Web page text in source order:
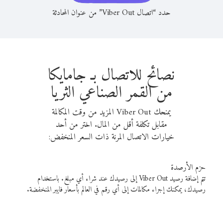
حدد “اتصال Viber Out” من عنوان المحادثة
نصائح للاتصال بـ جامايكا
من القمر الصناعي الثريا
يمنحك Viber Out المزيد من وقت المكالمة
مقابل تكلفة أقل من المال. اختر من أحد
خيارات الاتصال المرنة ذات السعر المنخفض:
حزم الأرصدة
تتم إضافة رصيد Viber Out إلى رصيدك عند شراء أي مبلغ. باستخدام
رصيدك، يمكنك إجراء مكالمات إلى أي رقم في العالم بأسعار فايبر المنخفضة.